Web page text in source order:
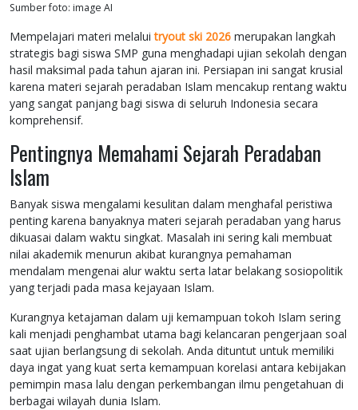
Sumber foto: image AI
Mempelajari materi melaluitryout ski 2026 merupakan langkah
strategis bagi siswa SMP guna menghadapi ujian sekolah dengan
hasil maksimal pada tahun ajaran ini. Persiapan ini sangat krusial
karena materi sejarah peradaban Islam mencakup rentang waktu
yang sangat panjang bagi siswa di seluruh Indonesia secara
komprehensif.
Pentingnya Memahami Sejarah Peradaban
Islam
Banyak siswa mengalami kesulitan dalam menghafal peristiwa
penting karena banyaknya materi sejarah peradaban yang harus
dikuasai dalam waktu singkat. Masalah ini sering kali membuat
nilai akademik menurun akibat kurangnya pemahaman
mendalam mengenai alur waktu serta latar belakang sosiopolitik
yang terjadi pada masa kejayaan Islam.
Kurangnya ketajaman dalam uji kemampuan tokoh Islam sering
kali menjadi penghambat utama bagi kelancaran pengerjaan soal
saat ujian berlangsung di sekolah. Anda dituntut untuk memiliki
daya ingat yang kuat serta kemampuan korelasi antara kebijakan
pemimpin masa lalu dengan perkembangan ilmu pengetahuan di
berbagai wilayah dunia Islam.